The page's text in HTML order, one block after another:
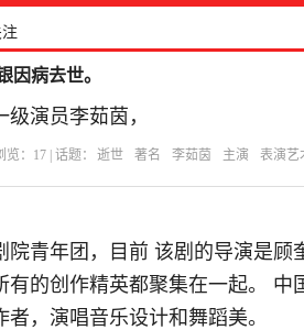
因病去世。
演员李茹茵，
览： 17 | 话题： 逝世 著名 李茹茵 主演 表演艺
青年团，目前 该剧的导演是
有的创作精英都聚集在一起。
，演唱音乐设计和舞蹈美。